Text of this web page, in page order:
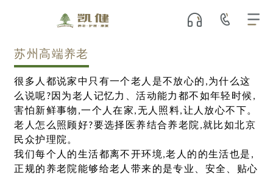
苏州高端养老
很多人都说家中只有一个老人是不放心的,为什么这
么说呢?因为老人记忆力、活动能力都不如年轻时候,
害怕新鲜事物,一个人在家,无人照料,让人放心不下。
老人怎么照顾好?要选择医养结合养老院,就比如北京
民众护理院。
我们每个人的生活都离不开环境,老人的的生活也是,
正规的养老院能够给老人带来的是专业、安全、贴心